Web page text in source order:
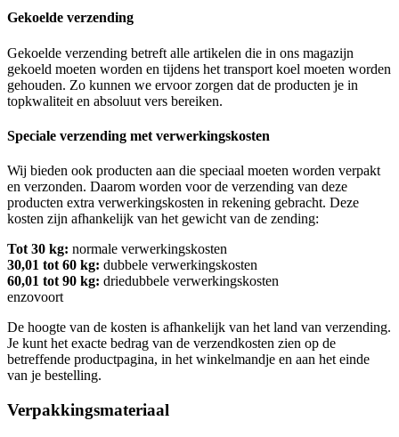
Gekoelde verzending
Gekoelde verzending betreft alle artikelen die in ons magazijn
gekoeld moeten worden en tijdens het transport koel moeten worden
gehouden. Zo kunnen we ervoor zorgen dat de producten je in
topkwaliteit en absoluut vers bereiken.
Speciale verzending met verwerkingskosten
Wij bieden ook producten aan die speciaal moeten worden verpakt
en verzonden. Daarom worden voor de verzending van deze
producten extra verwerkingskosten in rekening gebracht. Deze
kosten zijn afhankelijk van het gewicht van de zending:
Tot 30 kg: normale verwerkingskosten
30,01 tot 60 kg: dubbele verwerkingskosten
60,01 tot 90 kg: driedubbele verwerkingskosten
enzovoort
De hoogte van de kosten is afhankelijk van het land van verzending.
Je kunt het exacte bedrag van de verzendkosten zien op de
betreffende productpagina, in het winkelmandje en aan het einde
van je bestelling.
Verpakkingsmateriaal